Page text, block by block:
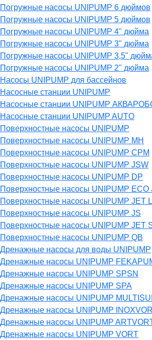
Погружные насосы UNIPUMP 6 дюймов
Погружные насосы UNIPUMP 5 дюймов
Погружные насосы UNIPUMP 4" дюйма
Погружные насосы UNIPUMP 3" дюйма
Погружные насосы UNIPUMP 3,5"
Погружные насосы UNIPUMP 2" дюйма
Насосы UNIPUMP для бассейнов
Насосные станции UNIPUMP
Насосные станции UNIPUMP
Насосные станции UNIPUMP AUTO
Поверхностные насосы UNIPUMP
Поверхностные насосы UNIPUMP MH
Поверхностные насосы UNIPUMP CPM
Поверхностные насосы UNIPUMP JSW
Поверхностные насосы UNIPUMP DP
Поверхностные насосы UNIPUMP ECO
Поверхностные насосы UNIPUMP JET L
Поверхностные насосы UNIPUMP JS
Поверхностные насосы UNIPUMP JET
Поверхностные насосы UNIPUMP QB
Дренажные насосы для воды UNIPUMP
Дренажные насосы UNIPUMP
Дренажные насосы UNIPUMP SPSN
Дренажные насосы UNIPUMP SPA
Дренажные насосы UNIPUMP
Дренажные насосы UNIPUMP
Дренажные насосы UNIPUMP
Дренажные насосы UNIPUMP VORT